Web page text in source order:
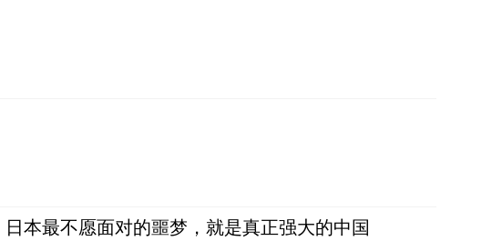
本最不愿面对的噩梦，就是真正强大的中国